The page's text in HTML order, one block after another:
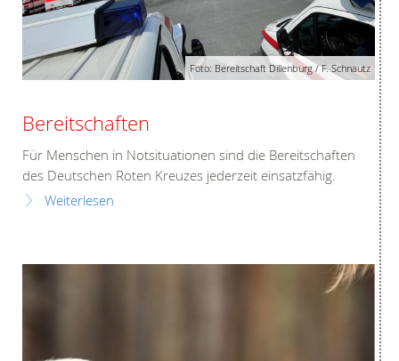
Foto: Bereitschaft Dillenburg / F. Schnautz
Bereitschaften
Für Menschen in Notsituationen sind die Bereitschaften
des Deutschen Roten Kreuzes jederzeit einsatzfähig.
Weiterlesen